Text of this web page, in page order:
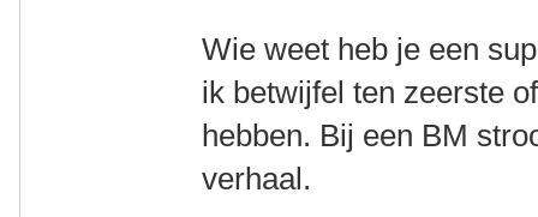
Wie weet heb je een
ik betwijfel ten zeerste
hebben. Bij een BM
verhaal.